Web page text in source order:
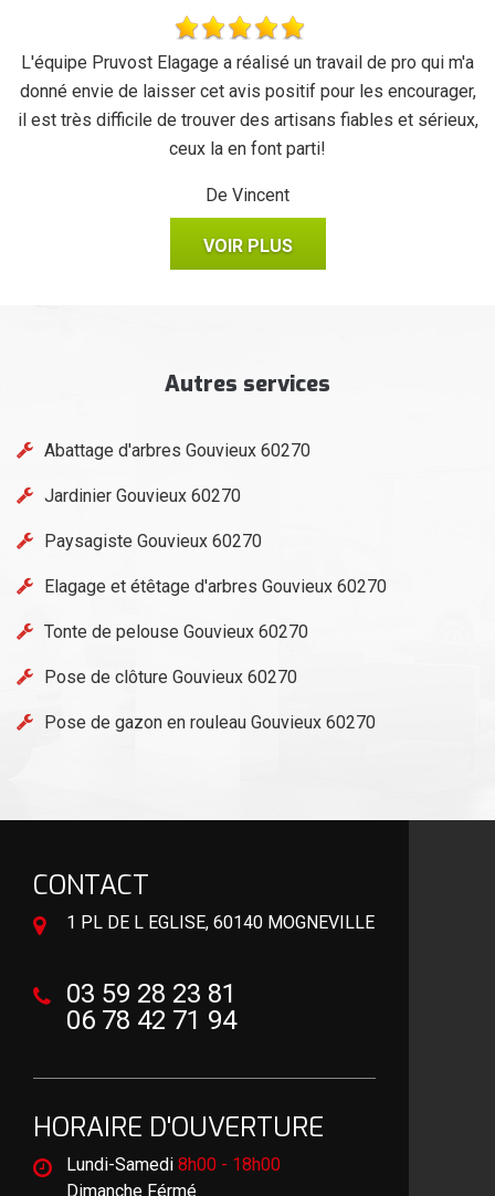
L'équipe Pruvost Elagage a réalisé un travail de pro qui m'a
donné envie de laisser cet avis positif pour les encourager,
il est très difficile de trouver des artisans fiables et sérieux,
ceux la en font parti!
De Vincent
VOIR PLUS
Autres services
Abattage d'arbres Gouvieux 60270
Jardinier Gouvieux 60270
Paysagiste Gouvieux 60270
Elagage et étêtage d'arbres Gouvieux 60270
Tonte de pelouse Gouvieux 60270
Pose de clôture Gouvieux 60270
Pose de gazon en rouleau Gouvieux 60270
CONTACT
1 PL DE L EGLISE, 60140 MOGNEVILLE
03 59 28 23 81
06 78 42 71 94
HORAIRE D'OUVERTURE
Lundi-Samedi 8h00 - 18h00
Dimanche Férmé